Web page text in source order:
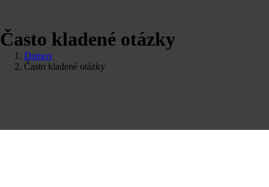
Často kladené otázky
Domov
Často kladené otázky